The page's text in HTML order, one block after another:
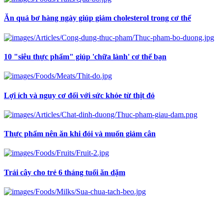
Ăn quả bơ hàng ngày giúp giảm cholesterol trong cơ thể
10 "siêu thực phẩm" giúp 'chữa lành' cơ thể bạn
Lợi ích và nguy cơ đối với sức khỏe từ thịt đỏ
Thực phẩm nên ăn khi đói và muốn giảm cân
Trái cây cho trẻ 6 tháng tuổi ăn dặm